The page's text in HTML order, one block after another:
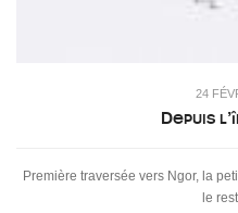
24
Depuis
Première traversée vers Ngor, la
le